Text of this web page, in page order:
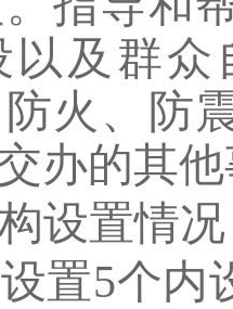
以及群
火、防
办的其
设置情况
置5个内